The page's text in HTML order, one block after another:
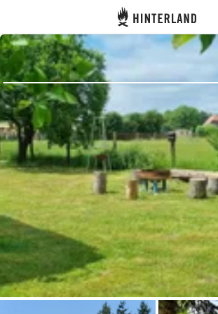
Hinterland
Iniciar sesión
Registrarse
Conviértete en anfitrión
Parcelas
Alojamientos